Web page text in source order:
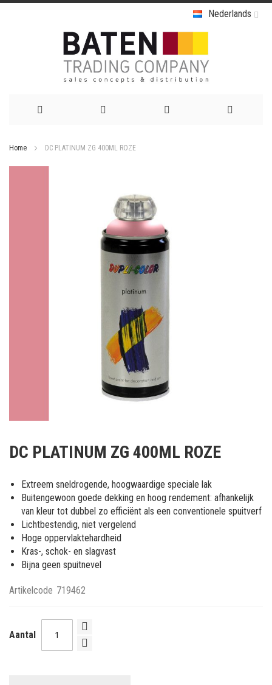
Nederlands
Home DC PLATINUM ZG 400ML ROZE
het
van
de
afbeeldingen-
gallerij
DC PLATINUM ZG 400ML ROZE
Extreem sneldrogende, hoogwaardige speciale lak
Buitengewoon goede dekking en hoog rendement: afhankelijk
van kleur tot dubbel zo efficiënt als een conventionele spuitverf
Lichtbestendig, niet vergelend
Hoge oppervlaktehardheid
Kras-, schok- en slagvast
Bijna geen spuitnevel
Artikelcode 719462
Aantal